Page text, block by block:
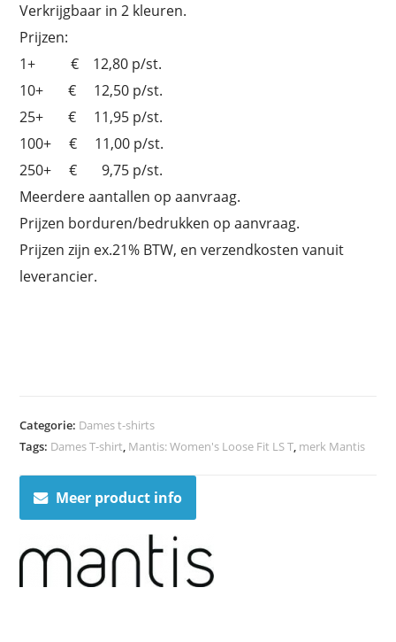
Verkrijgbaar in 2 kleuren.
Prijzen:
1+ € 12,80 p/st.
10+ € 12,50 p/st.
25+ € 11,95 p/st.
100+ € 11,00 p/st.
250+ € 9,75 p/st.
Meerdere aantallen op aanvraag.
Prijzen borduren/bedrukken op aanvraag.
Prijzen zijn ex.21% BTW, en verzendkosten vanuit
leverancier.
Categorie: Dames t-shirts
Tags: Dames T-shirt, Mantis: Women's Loose Fit LS T, merk Mantis
Meer product info